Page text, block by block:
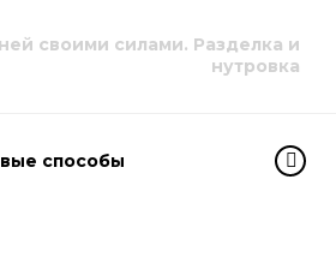
своими силами. Разделка и
нутровка
способы